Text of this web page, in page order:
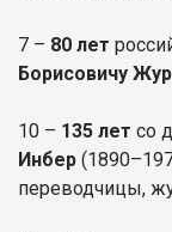
7 – 80 лет
Борисовичу
10 – 135 лет со
Инбер
переводчицы,